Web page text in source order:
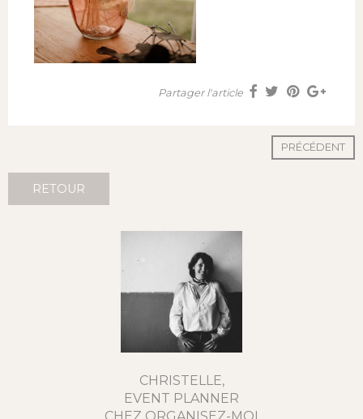
Partager l'article
PRÉCÉDENT
RETOUR
CHRISTELLE,
EVENT PLANNER